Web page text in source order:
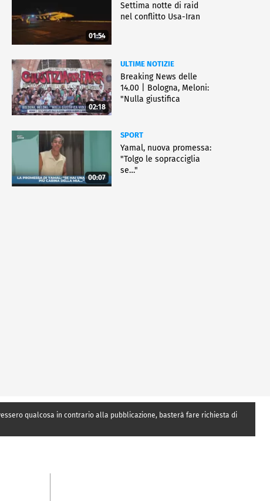
01:54
Settima notte di raid
nel conflitto Usa-Iran
02:18
ULTIME NOTIZIE
Breaking News delle
14.00 | Bologna, Meloni:
"Nulla giustifica
00:07
SPORT
Yamal, nuova promessa:
"Tolgo le sopracciglia
se…"
qualcosa in contrario alla pubblicazione, basterà fare richiesta di